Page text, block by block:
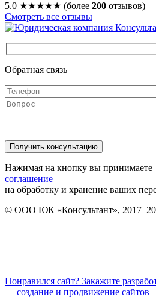
5.0 ★★★★★ (более 200 отзывов)
Смотреть все отзывы
Обратная связь
Нажимая на кнопку вы принимаете
соглашение
на обработку и хранение ваших
© ООО ЮК «Консультант»,
Понравился сайт? Закажите
— создание и продвижение сайтов